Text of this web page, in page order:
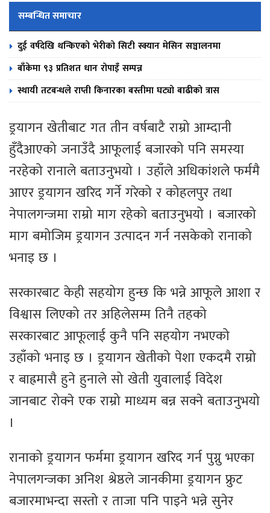
सम्बन्धित समाचार
दुई वर्षदेखि थन्किएको भेरीको सिटी स्क्यान मेसिन सञ्चालनमा
बाँकेमा ९३ प्रतिशत धान रोपाइँ सम्पन्न
स्थायी तटबन्धले राप्ती किनारका बस्तीमा घट्यो बाढीको त्रास
ड्रयागन खेतीबाट गत तीन वर्षबाटै राम्रो आम्दानी
हुँदैआएको जनाउँदै आफूलाई बजारको पनि समस्या
नरहेको रानाले बताउनुभयो । उहाँले अधिकांशले फर्ममै
आएर ड्रयागन खरिद गर्ने गरेको र कोहलपुर तथा
नेपालगन्जमा राम्रो माग रहेको बताउनुभयो । बजारको
माग बमोजिम ड्रयागन उत्पादन गर्न नसकेको रानाको
भनाइ छ ।
सरकारबाट केही सहयोग हुन्छ कि भन्ने आफूले आशा र
विश्वास लिएको तर अहिलेसम्म तिनै तहको
सरकारबाट आफूलाई कुनै पनि सहयोग नभएको
उहाँको भनाइ छ । ड्रयागन खेतीको पेशा एकदमै राम्रो
र बाह्रमासै हुने हुनाले सो खेती युवालाई विदेश
जानबाट रोक्ने एक राम्रो माध्यम बन्न सक्ने बताउनुभयो
।
रानाको ड्रयागन फर्ममा ड्रयागन खरिद गर्न पुग्नु भएका
नेपालगन्जका अनिश श्रेष्ठले जानकीमा ड्रयागन फ्रुट
बजारमाभन्दा सस्तो र ताजा पनि पाइने भन्ने सुनेर